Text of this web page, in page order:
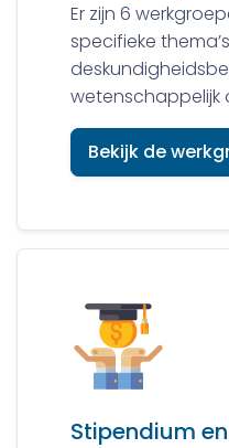
Er zijn 6
specifieke
wetenschappelijk
Bekijk de
Stipendium